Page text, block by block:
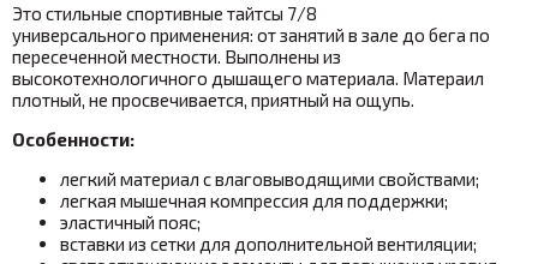
Это стильные спортивные тайтсы 7/8
универсального применения: от занятий в зале до бега по
пересеченной местности. Выполнены из
высокотехнологичного дышащего материала. Матераил
плотный, не просвечивается, приятный на ощупь.
Особенности:
легкий материал с влаговыводящими свойствами;
легкая мышечная компрессия для поддержки;
эластичный пояс;
вставки из сетки для дополнительной вентиляции;